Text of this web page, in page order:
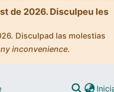
de 2026. Disculpeu les
Disculpad las molestias
inconvenience.